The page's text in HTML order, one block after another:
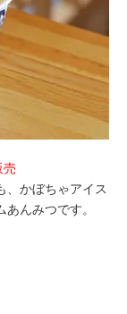
売
、かぼちゃアイス
んみつです。